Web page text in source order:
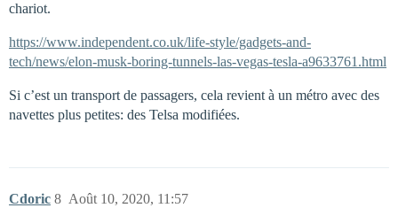
chariot.
https://www.independent.co.uk/life-style/gadgets-and-
tech/news/elon-musk-boring-tunnels-las-vegas-tesla-a9633761.html
Si c’est un transport de passagers, cela revient à un métro avec des
navettes plus petites: des Telsa modifiées.
Cdoric Août 10, 2020, 11:57
8